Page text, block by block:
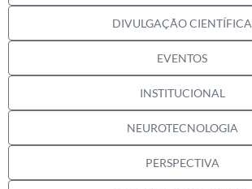
DIVULGAÇÃO CIENTÍFICA
EVENTOS
INSTITUCIONAL
NEUROTECNOLOGIA
PERSPECTIVA